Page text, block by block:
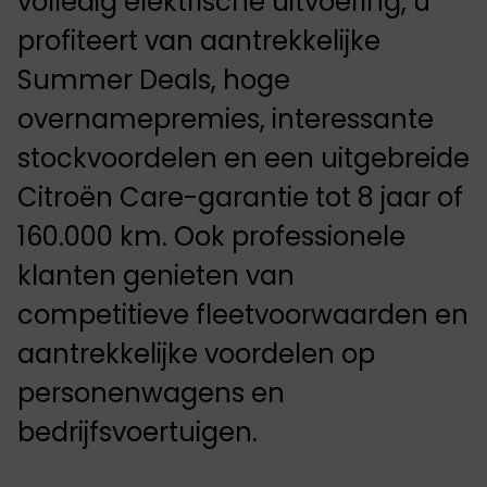
profiteert van aantrekkelijke
Summer Deals, hoge
overnamepremies, interessante
stockvoordelen en een uitgebreide
Citroën Care-garantie tot 8 jaar of
160.000 km. Ook professionele
klanten genieten van
competitieve fleetvoorwaarden en
aantrekkelijke voordelen op
personenwagens en
bedrijfsvoertuigen.